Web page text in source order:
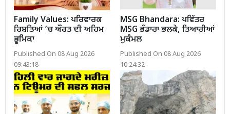
Family Values: ਪਰਿਵਾਰਕ
ਰਿਸ਼ਤਿਆਂ ’ਚ ਔਰਤ ਦੀ ਅਹਿਮ
ਭੂਮਿਕਾ
Published On 08 Aug 2026
09:43:18
MSG Bhandara: ਪਵਿੱਤਰ
MSG ਭੰਡਾਰਾ ਭਲਕੇ, ਤਿਆਰੀਆਂ
ਮੁਕੰਮਲ
Published On 08 Aug 2026
10:24:32